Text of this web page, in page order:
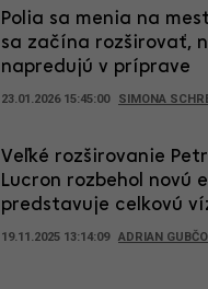
Polia sa menia na
sa začína rozširovať,
napredujú v príprave
23.01.2026 15:45:00 SIMONA
Veľké rozširovanie
Lucron rozbehol novú
predstavuje celkovú
19.11.2025 13:14:09 ADRIAN GUBČO